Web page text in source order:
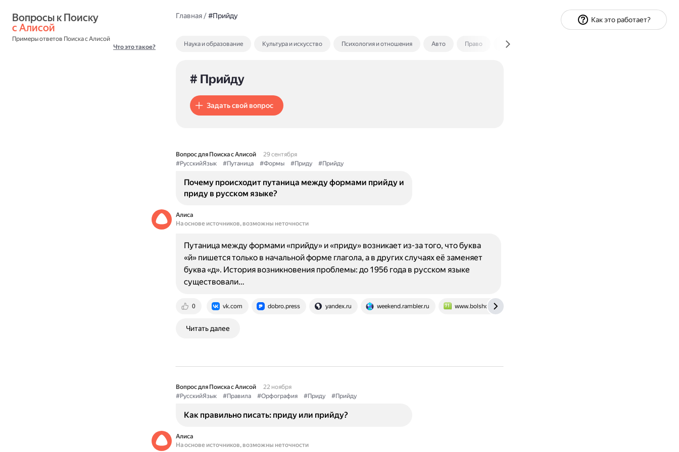
с Алисой
Примеры ответов Поиска с Алисой
Что это такое?
Главная/#Прийду
Наука и образование Культура и искусство Психология и отношения Авто Право Экономика и финансы
# Прийду
Задать свой вопрос
Вопрос для Поиска с Алисой
29 сентября
#РусскийЯзык
#Путаница #Формы #Приду #Прийду
Почему происходит путаница между формами прийду и
приду в русском языке?
Алиса
На основе источников, возможны неточности
0 vk.com dobro.press yandex.ru weekend.rambler.ru www.bolshoyvopros.ru
Путаница между формами «прийду» и «приду» возникает из-за того, что буква
«й» пишется только в начальной форме глагола, а в других случаях её заменяет
буква «д». История возникновения проблемы: до 1956 года в русском языке
существовали…
Читать далее
Вопрос для Поиска с Алисой
22 ноября
#РусскийЯзык
#Правила #Орфография #Приду #Прийду
Как правильно писать: приду или прийду?
Алиса
На основе источников, возможны неточности
Как это работает?